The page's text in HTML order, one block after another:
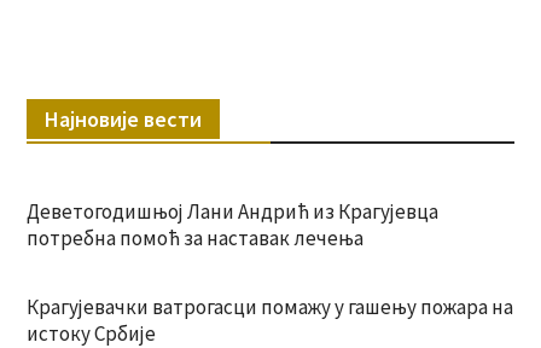
Најновије вести
Деветогодишњој Лани Андрић из Крагујевца
потребна помоћ за наставак лечења
Крагујевачки ватрогасци помажу у гашењу пожара на
истоку Србије